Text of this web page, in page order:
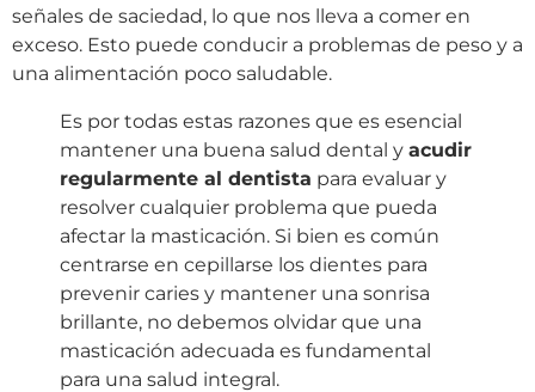
señales de saciedad, lo que nos lleva a comer en
exceso. Esto puede conducir a problemas de peso y a
una alimentación poco saludable.
Es por todas estas razones que es esencial
mantener una buena salud dental y acudir
regularmente al dentista para evaluar y
resolver cualquier problema que pueda
afectar la masticación. Si bien es común
centrarse en cepillarse los dientes para
prevenir caries y mantener una sonrisa
brillante, no debemos olvidar que una
masticación adecuada es fundamental
para una salud integral.